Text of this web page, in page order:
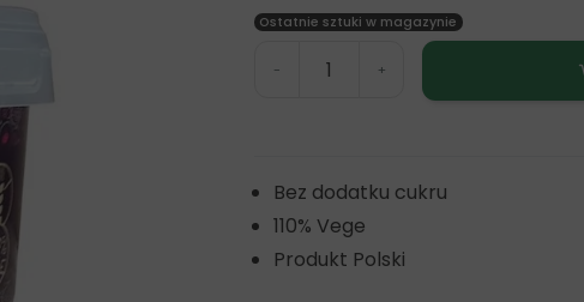
Ostatnie sztuki w magazynie
- +
Bez dodatku cukru
110% Vege
Produkt Polski